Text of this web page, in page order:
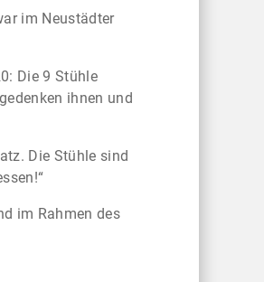
im Neustädter
Die 9 Stühle
ihnen und
Die Stühle sind
im Rahmen des